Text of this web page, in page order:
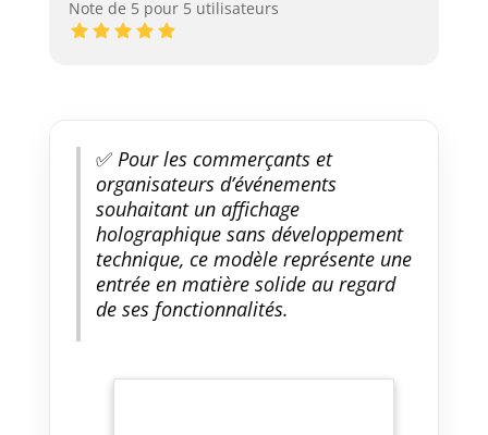
Note de 5 pour 5 utilisateurs
✅Pour les commerçants et
organisateurs d’événements
souhaitant un affichage
holographique sans développement
technique, ce modèle représente une
entrée en matière solide au regard
de ses fonctionnalités.